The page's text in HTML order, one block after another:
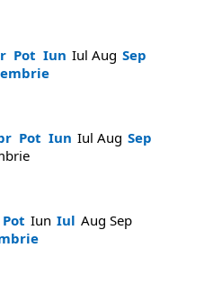
Pot Iun Iul Aug Sep
Pot Iun Iul Aug Sep
Pot Iun Iul Aug Sep